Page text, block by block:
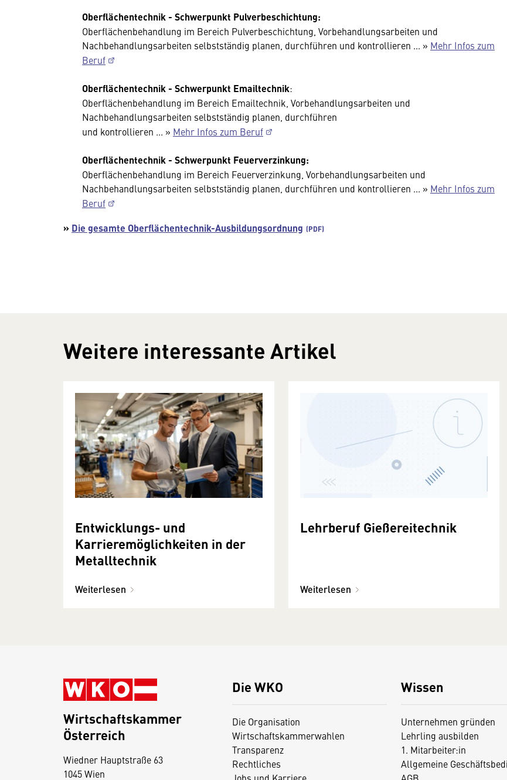
Oberflächentechnik - Schwerpunkt Pulverbeschichtung:
Oberflächenbehandlung im Bereich Pulverbeschichtung, Vorbehandlungsarbeiten und
Nachbehandlungsarbeiten selbstständig planen, durchführen und kontrollieren ... » Mehr Infos zum
Beruf
Oberflächentechnik - Schwerpunkt Emailtechnik:
Oberflächenbehandlung im Bereich Emailtechnik, Vorbehandlungsarbeiten und
Nachbehandlungsarbeiten selbstständig planen, durchführen
und kontrollieren ... » Mehr Infos zum Beruf
Oberflächentechnik - Schwerpunkt Feuerverzinkung:
Oberflächenbehandlung im Bereich Feuerverzinkung, Vorbehandlungsarbeiten und
Nachbehandlungsarbeiten selbstständig planen, durchführen und kontrollieren ... » Mehr Infos zum
Beruf
» Die gesamte Oberflächentechnik-Ausbildungsordnung
Weitere interessante Artikel
Entwicklungs- und
Karrieremöglichkeiten in der
Metalltechnik
Weiterlesen
Lehrberuf Gießereitechnik
Weiterlesen
Die WKO
Die Organisation
Wirtschaftskammerwahlen
Transparenz
Rechtliches
Wissen
Unternehmen gründen
Lehrling ausbilden
1. Mitarbeiter:in
Allgemeine
Wirtschaftskammer
Österreich
Wiedner Hauptstraße 63
1045 Wien